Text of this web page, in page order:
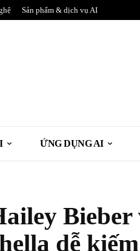
Sản phẩm & dịch vụ AI
ỨNG DỤNG AI
dễ